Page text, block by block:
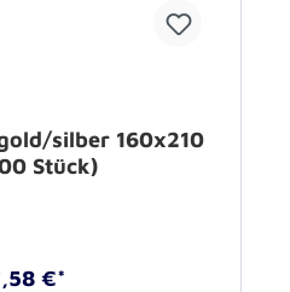
silber 160x210
Stück)
€*